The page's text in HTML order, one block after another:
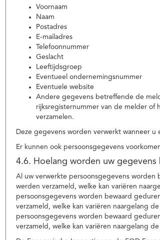
Voornaam
Naam
Postadres
E-mailadres
Telefoonnummer
Geslacht
Leeftijdsgroep
Eventueel ondernemingsnummer
Eventuele website
Andere gegevens betreffende de
rijksregisternummer van de melder
verzamelen.
Deze gegevens worden verwerkt wanneer
Er kunnen ook persoonsgegevens
4.6. Hoelang worden uw gegevens
Al uw verwerkte persoonsgegevens
werden verzameld, welke kan variëren
persoonsgegevens worden bewaard
verzameld, welke kan variëren naargelang
persoonsgegevens worden bewaard
verzameld, welke kan variëren naargelang